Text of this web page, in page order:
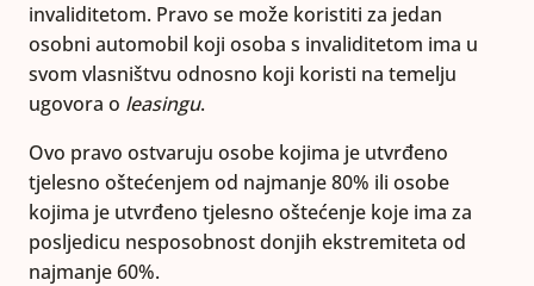
invaliditetom. Pravo se može koristiti za jedan
osobni automobil koji osoba s invaliditetom ima u
svom vlasništvu odnosno koji koristi na temelju
ugovora o leasingu.
Ovo pravo ostvaruju osobe kojima je utvrđeno
tjelesno oštećenjem od najmanje 80% ili osobe
kojima je utvrđeno tjelesno oštećenje koje ima za
posljedicu nesposobnost donjih ekstremiteta od
najmanje 60%.